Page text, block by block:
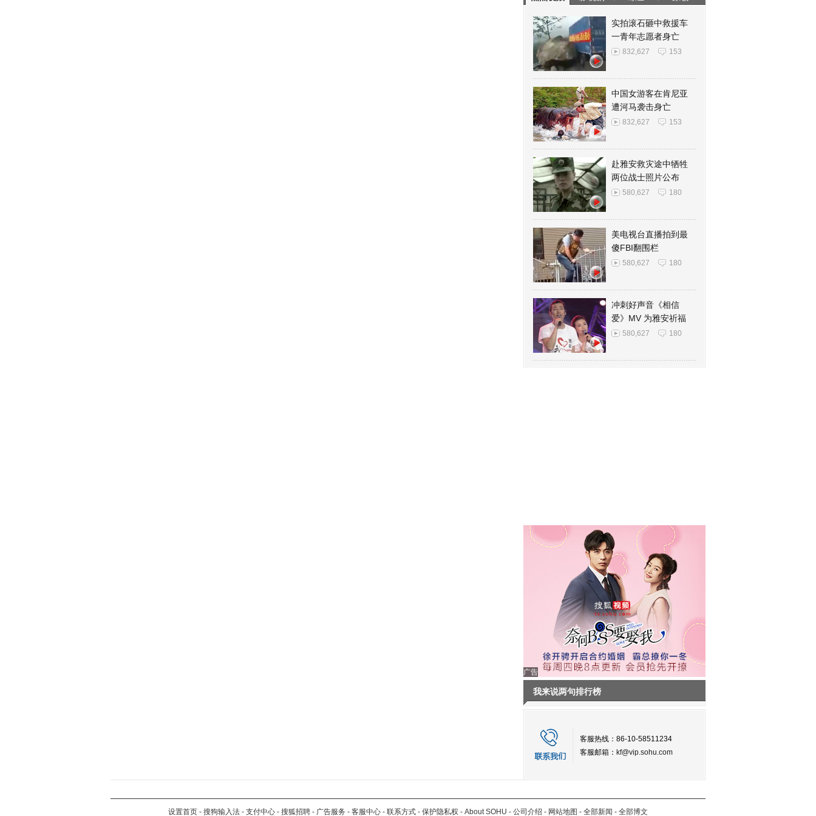
实拍滚石砸中救援车
一青年志愿者身亡
832,627 153
中国女游客在肯尼亚
遭河马袭击身亡
832,627 153
赴雅安救灾途中牺牲
两位战士照片公布
580,627 180
美电视台直播拍到最
傻FBI翻围栏
580,627 180
冲刺好声音《相信
爱》MV 为雅安祈福
580,627 180
广告
我来说两句排行榜
客服热线：86-10-58511234
客服邮箱： kf@vip.sohu.com
设置首页 - 搜狗输入法 - 支付中心 - 搜狐招聘 - 广告服务 - 客服中心 - 联系方式 - 保护隐私权 - About SOHU - 公司介绍 - 网站地图 - 全部新闻 - 全部博文